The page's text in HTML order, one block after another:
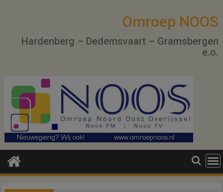
Omroep NOOS
Hardenberg – Dedemsvaart – Gramsbergen
e.o.